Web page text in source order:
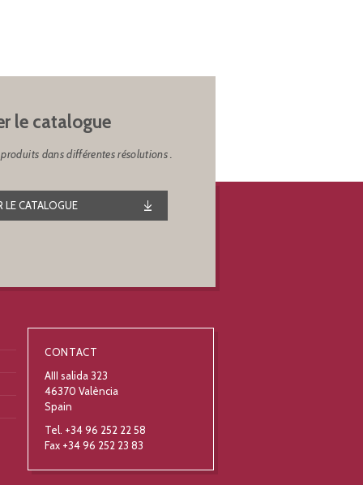
le catalogue
dans différentes résolutions .
LE CATALOGUE
CONTACT
AIII salida 323
46370 València
Spain
Tel. +34 96 252 22 58
Fax +34 96 252 23 83